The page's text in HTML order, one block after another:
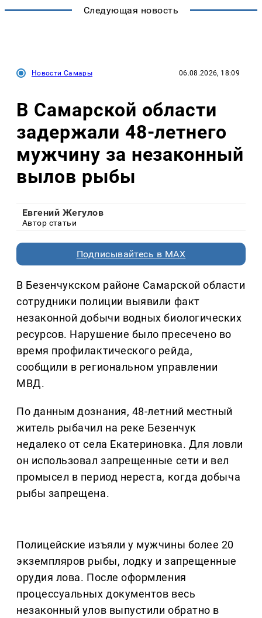
Следующая новость
Новости Самары 06.08.2026, 18:09
В Самарской области
задержали 48-летнего
мужчину за незаконный
вылов рыбы
Евгений Жегулов
Автор статьи
Подписывайтесь в MAX
В Безенчукском районе Самарской области
сотрудники полиции выявили факт
незаконной добычи водных биологических
ресурсов. Нарушение было пресечено во
время профилактического рейда,
сообщили в региональном управлении
МВД.
По данным дознания, 48-летний местный
житель рыбачил на реке Безенчук
недалеко от села Екатериновка. Для ловли
он использовал запрещенные сети и вел
промысел в период нереста, когда добыча
рыбы запрещена.
Полицейские изъяли у мужчины более 20
экземпляров рыбы, лодку и запрещенные
орудия лова. После оформления
процессуальных документов весь
незаконный улов выпустили обратно в